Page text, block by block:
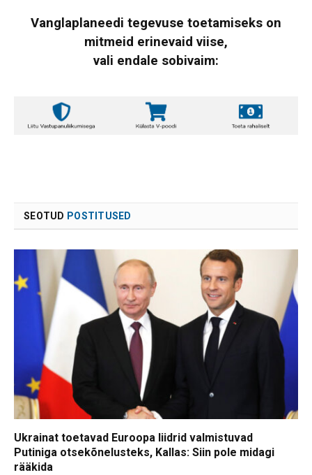
Vanglaplaneedi tegevuse toetamiseks on
mitmeid erinevaid viise,
vali endale sobivaim:
SEOTUD POSTITUSED
Ukrainat toetavad Euroopa liidrid valmistuvad
Putiniga otsekõnelusteks, Kallas: Siin pole midagi
rääkida